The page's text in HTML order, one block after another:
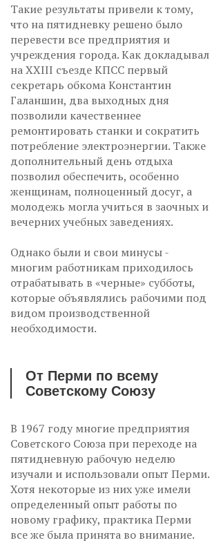
Такие результаты привели к тому,
что на пятидневку решено было
перевести все предприятия и
учреждения города. Как докладывал
на XXIII съезде КПСС первый
секретарь обкома Константин
Галаншин, два выходных дня
позволили качественнее
ремонтировать станки и сократить
потребление электроэнергии. Также
дополнительный день отдыха
позволил обеспечить, особенно
женщинам, полноценный досуг, а
молодежь могла учиться в заочных и
вечерних учебных заведениях.
Однако были и свои минусы -
многим работникам приходилось
отрабатывать в «черные» субботы,
которые объявлялись рабочими под
видом производственной
необходимости.
От Перми по всему
Советскому Союзу
В 1967 году многие предприятия
Советского Союза при переходе на
пятидневную рабочую неделю
изучали и использовали опыт Перми.
Хотя некоторые из них уже имели
определенный опыт работы по
новому графику, практика Перми
все же была принята во внимание.